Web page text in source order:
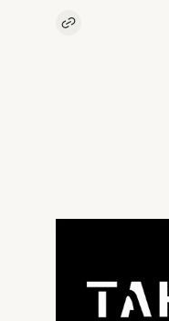
Kopieer link naar